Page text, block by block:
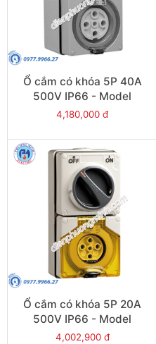
Ổ cắm có khóa 5P 40A
500V IP66 - Model
S56C540GY
4,180,000 đ
Ổ cắm có khóa 5P 20A
500V IP66 - Model
S56C520GY
4,002,900 đ